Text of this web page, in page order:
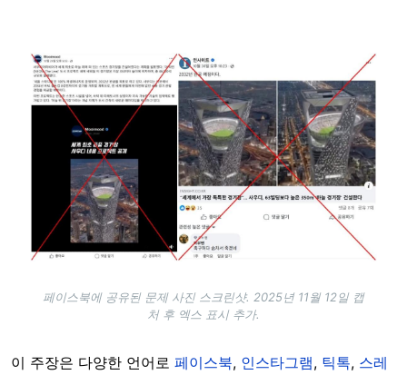
Image
페이스북에 공유된 문제 사진 스크린샷. 2025년 11월 12일 캡
처 후 엑스 표시 추가.
이 주장은 다양한 언어로 페이스북, 인스타그램, 틱톡, 스레